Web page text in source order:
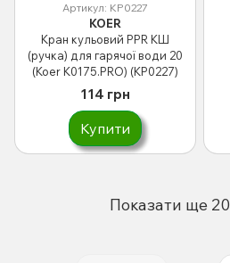
Артикул: KP0227
KOER
Кран кульовий PPR КШ
(ручка) для гарячої води 20
(Koer K0175.PRO) (KP0227)
114 грн
Купити
Показати ще 20